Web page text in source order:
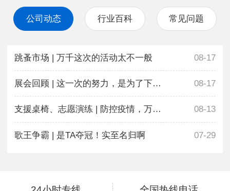
公司动态 行业百科 常见问题
跳蚤市场 | 万千这次的活动太不一般 08-17
展会回顾 | 这一次的努力，是为了下一次更好地相遇 08-17
支援桌椅、志愿演练 | 防控疫情，万千在行动 08-13
歌王争霸 | 是TA夺冠！实至名归啊 07-29